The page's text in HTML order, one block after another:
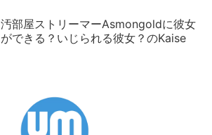
汚部屋ストリーマーAsmongoldに彼女
ができる？いじられる彼女？のKaise